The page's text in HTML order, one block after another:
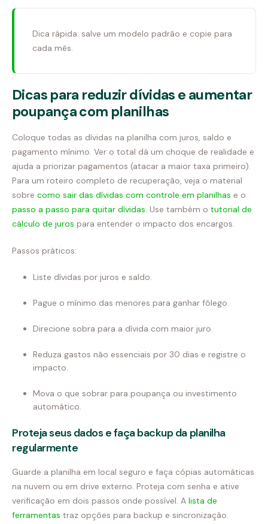
Dica rápida: salve um modelo padrão e copie para
cada mês.
Dicas para reduzir dívidas e aumentar
poupança com planilhas
Coloque todas as dívidas na planilha com juros, saldo e
pagamento mínimo. Ver o total dá um choque de realidade e
ajuda a priorizar pagamentos (atacar a maior taxa primeiro).
Para um roteiro completo de recuperação, veja o material
sobre como sair das dívidas com controle em planilhas e o
passo a passo para quitar dívidas. Use também o tutorial de
cálculo de juros para entender o impacto dos encargos.
Passos práticos:
Liste dívidas por juros e saldo.
Pague o mínimo das menores para ganhar fôlego.
Direcione sobra para a dívida com maior juro.
Reduza gastos não essenciais por 30 dias e registre o
impacto.
Mova o que sobrar para poupança ou investimento
automático.
Proteja seus dados e faça backup da planilha
regularmente
Guarde a planilha em local seguro e faça cópias automáticas
na nuvem ou em drive externo. Proteja com senha e ative
verificação em dois passos onde possível. A lista de
ferramentas traz opções para backup e sincronização.